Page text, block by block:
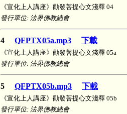
《宣化上人講座》勸發菩提心文淺釋 04
發行單位: 法界佛教總會
4 QFPTX05a.mp3 下載
《宣化上人講座》勸發菩提心文淺釋 05a
發行單位: 法界佛教總會
5 QFPTX05b.mp3 下載
《宣化上人講座》勸發菩提心文淺釋 05b
發行單位: 法界佛教總會